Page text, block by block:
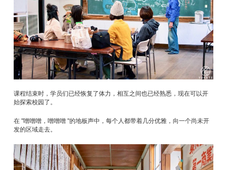
课程结束时，学员们已经恢复了体力，相互之间也已经熟悉，现在可以开
始探索校园了。
在 "噌噌噌，噌噌噌 "的地板声中，每个人都带着几分优雅，向一个尚未开
发的区域走去。